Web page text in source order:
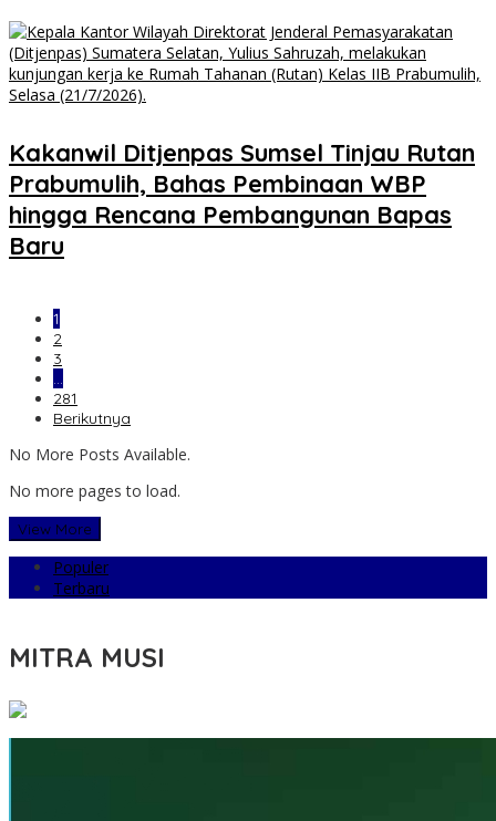
Kakanwil Ditjenpas Sumsel Tinjau Rutan
Prabumulih, Bahas Pembinaan WBP
hingga Rencana Pembangunan Bapas
Baru
1
2
3
…
281
Berikutnya
No More Posts Available.
No more pages to load.
View More
Populer
Terbaru
MITRA MUSI